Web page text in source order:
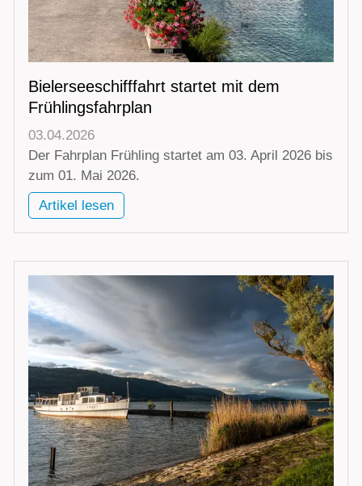
Bielerseeschifffahrt startet mit dem
Frühlingsfahrplan
03.04.2026
Der Fahrplan Frühling startet am 03. April 2026 bis
zum 01. Mai 2026.
Artikel lesen